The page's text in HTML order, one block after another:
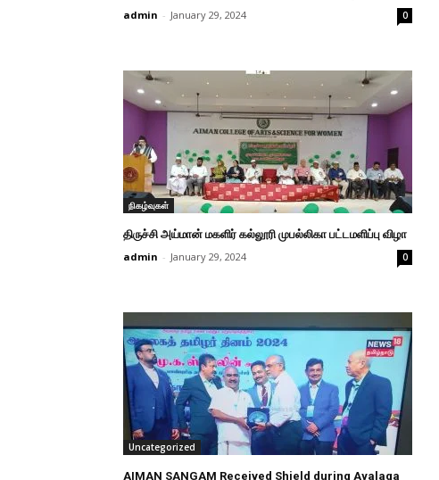
admin - January 29, 2024 0
நிகழ்வுகள்
திருச்சி அய்மான் மகளிர் கல்லூரி முபல்லிகா பட்டமளிப்பு விழா
admin - January 29, 2024 0
Uncategorized
AIMAN SANGAM Received Shield during Ayalaga